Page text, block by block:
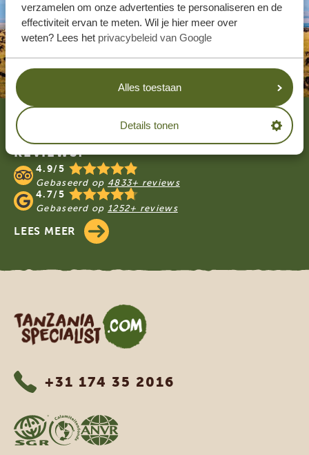
verzamelen om onze advertenties te personaliseren en de
effectiviteit ervan te meten. Wil je hier meer over
weten? Lees het privacybeleid van Google
Alles toestaan
Details tonen
Footer
WAT ZEGGEN ONZE KLANTEN? LEES DE
REVIEWS!
4.9/5
Gebaseerd op 4833+ reviews
4.7/5
Gebaseerd op 1252+ reviews
LEES MEER
Tanzania Specialist
+31 174 35 2016